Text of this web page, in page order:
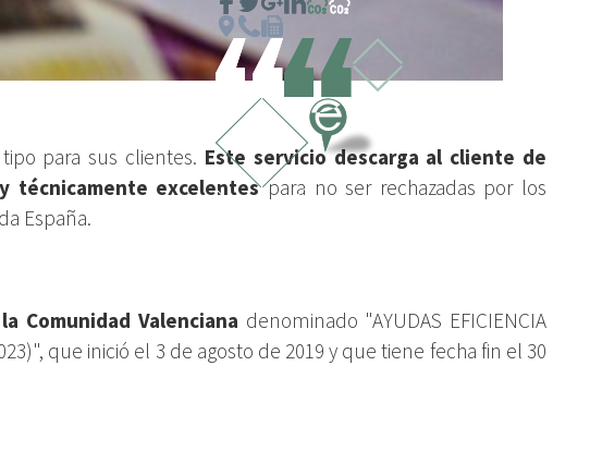
para sus clientes. Este servicio descarga al cliente de
técnicamente excelentespara no ser rechazadas por los
España.
Comunidad Valenciana denominado "AYUDAS EFICIENCIA
que inició el 3 de agosto de 2019 y que tiene fecha fin el 30